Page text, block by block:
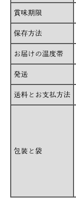
賞味期限
保存方法
お届けの温度帯
発送
送料とお支払方法
包装と袋